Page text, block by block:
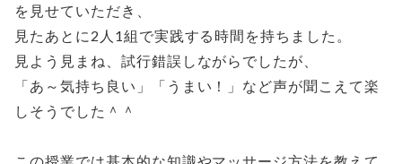
を見せていただき、
見たあとに2人1組で実践する時間を持ちました。
見よう見まね、試行錯誤しながらでしたが、
「あ～気持ち良い」「うまい！」など声が聞こえて楽
しそうでした＾＾
この授業では基本的な知識やマッサージ方法を教えて